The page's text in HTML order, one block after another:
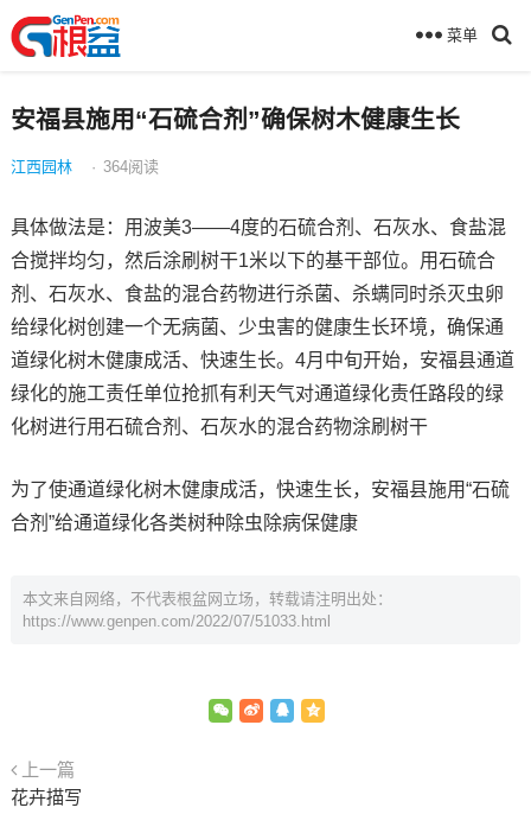
菜单
安福县施用“石硫合剂”确保树木健康生长
江西园林 · 364阅读
具体做法是：用波美3——4度的石硫合剂、石灰水、食盐混
合搅拌均匀，然后涂刷树干1米以下的基干部位。用石硫合
剂、石灰水、食盐的混合药物进行杀菌、杀螨同时杀灭虫卵
给绿化树创建一个无病菌、少虫害的健康生长环境，确保通
道绿化树木健康成活、快速生长。4月中旬开始，安福县通道
绿化的施工责任单位抢抓有利天气对通道绿化责任路段的绿
化树进行用石硫合剂、石灰水的混合药物涂刷树干
为了使通道绿化树木健康成活，快速生长，安福县施用“石硫
合剂”给通道绿化各类树种除虫除病保健康
本文来自网络，不代表根盆网立场，转载请注明出处：
https://www.genpen.com/2022/07/51033.html
上一篇
花卉描写